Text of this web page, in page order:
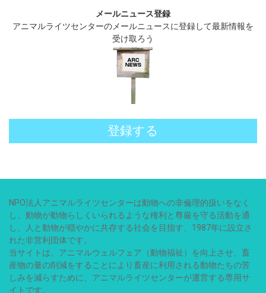
メールニュース登録
アニマルライツセンターのメールニュースに登録して最新情報を
受け取ろう
登録する
NPO法人アニマルライツセンターは動物への非倫理的扱いをなく
し、動物が動物らしくいられるような権利と尊厳を守る活動を通
し、人と動物が穏やかに共存する社会を目指す、1987年に設立さ
れた非営利団体です。
当サイトは、アニマルウェルフェア（動物福祉）を向上させ、畜
産物の量の削減をすることにより畜産に利用される動物たちの苦
しみを減らすために、アニマルライツセンターが運営する専用サ
イトです。